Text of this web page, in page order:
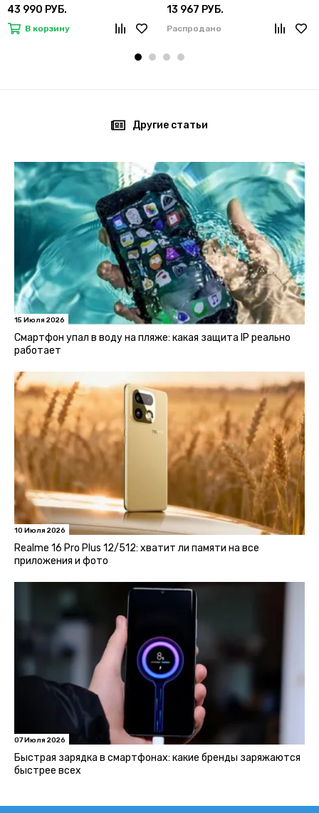
43 990 РУБ.
В корзину
13 967 РУБ.
Распродано
Другие статьи
15 Июля 2026
Смартфон упал в воду на пляже: какая защита IP реально
работает
10 Июля 2026
Realme 16 Pro Plus 12/512: хватит ли памяти на все
приложения и фото
07 Июля 2026
Быстрая зарядка в смартфонах: какие бренды заряжаются
быстрее всех